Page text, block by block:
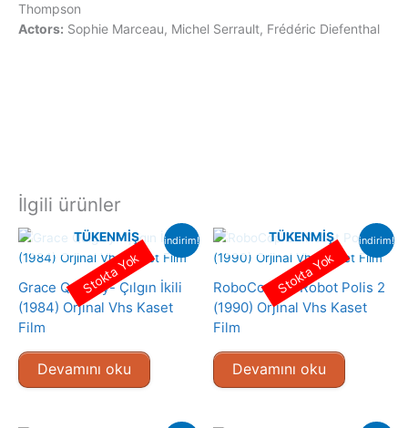
Thompson
Actors: Sophie Marceau, Michel Serrault, Frédéric Diefenthal
İlgili ürünler
indirim!
TÜKENMIŞ
Grace Quigley- Çılgın İkili
(1984) Orjinal Vhs Kaset
Film
Devamını oku
Stokta Yok
indirim!
TÜKENMIŞ
RoboCop 2 – Robot Polis 2
(1990) Orjinal Vhs Kaset
Film
Devamını oku
Stokta Yok